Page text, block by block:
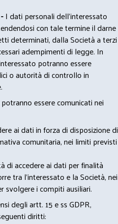
I dati personali dell’interessato
con tale termine il darne
determinati, dalla Società a terzi
adempimenti di legge. In
potranno essere
o autorità di controllo in
essere comunicati nei
ai dati in forza di disposizione di
comunitaria, nei limiti previsti
di accedere ai dati per finalità
tra l’interessato e la Società, nei
svolgere i compiti ausiliari.
degli artt. 15 e ss GDPR,
diritti: